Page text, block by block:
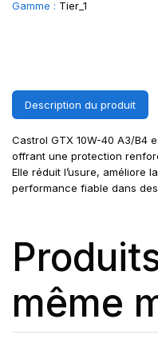
Gamme : Tier_1
Description du produit
Castrol GTX 10W-40 A3/B4
offrant une protection
Elle réduit l’usure, améliore
performance fiable dans
même